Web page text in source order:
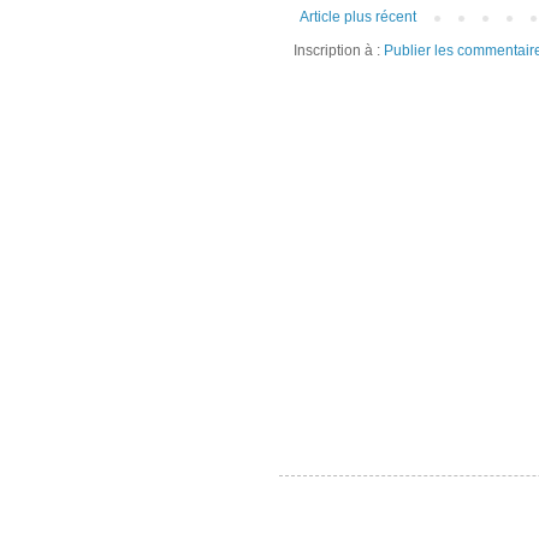
Article plus récent
Inscription à : Publier les